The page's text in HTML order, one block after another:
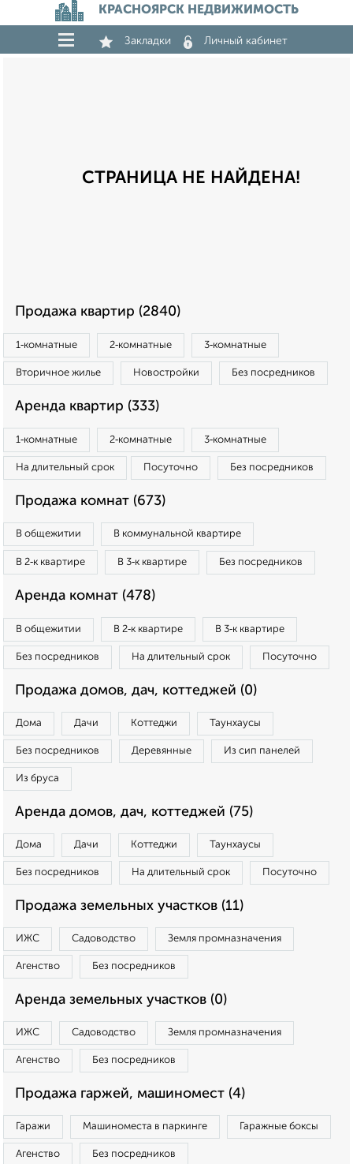
КРАСНОЯРСК НЕДВИЖИМОСТЬ
Закладки Личный кабинет
СТРАНИЦА НЕ НАЙДЕНА!
Продажа квартир (2840)
1‑комнатные 2‑комнатные 3‑комнатные
Вторичное жилье Новостройки Без посредников
Аренда квартир (333)
1‑комнатные 2‑комнатные 3‑комнатные
На длительный срок Посуточно Без посредников
Продажа комнат (673)
В общежитии В коммунальной квартире
В 2‑к квартире В 3‑к квартире Без посредников
Аренда комнат (478)
В общежитии В 2‑к квартире В 3‑к квартире
Без посредников На длительный срок Посуточно
Продажа домов, дач, коттеджей (0)
Дома Дачи Коттеджи Таунхаусы
Без посредников Деревянные Из сип панелей
Из бруса
Аренда домов, дач, коттеджей (75)
Дома Дачи Коттеджи Таунхаусы
Без посредников На длительный срок Посуточно
Продажа земельных участков (11)
ИЖС Садоводство Земля промназначения
Агенство Без посредников
Аренда земельных участков (0)
ИЖС Садоводство Земля промназначения
Агенство Без посредников
Продажа гаржей, машиномест (4)
Гаражи Машиноместа в паркинге Гаражные боксы
Агенство Без посредников